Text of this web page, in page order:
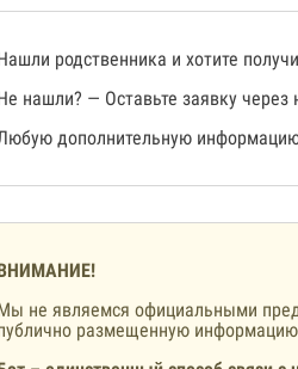
родственника и хотите
нашли? — Оставьте заявку через
дополнительную
не являемся официальными
размещенную